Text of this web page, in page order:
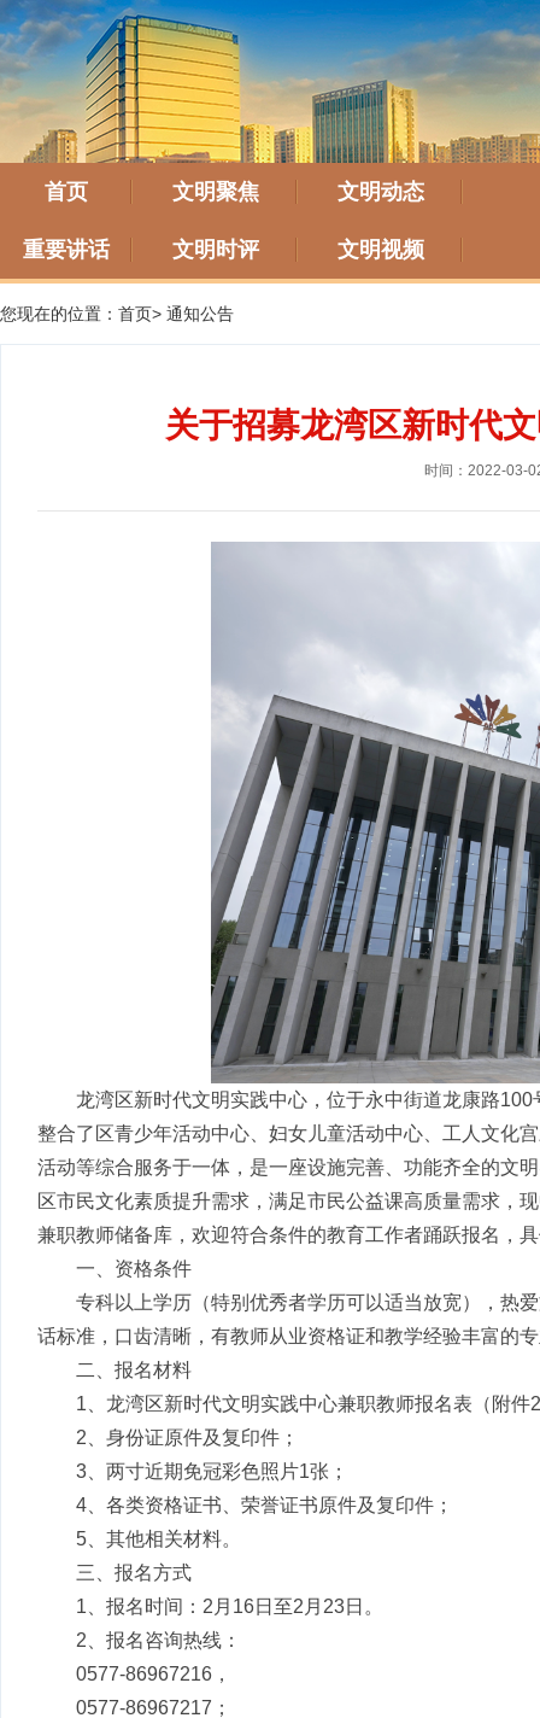
首页 文明聚焦 文明动态
重要讲话 文明时评 文明视频
您现在的位置： 首页> 通知公告
关于招募龙湾区新时代
时间：2022-03-
龙湾区新时代文明实践中心，位于永中街道龙康路
整合了区青少年活动中心、妇女儿童活动中心、工人文化
活动等综合服务于一体，是一座设施完善、功能齐全的文
区市民文化素质提升需求，满足市民公益课高质量需求，
兼职教师储备库，欢迎符合条件的教育工作者踊跃报名，
一、资格条件
专科以上学历（特别优秀者学历可以适当放宽），热
话标准，口齿清晰，有教师从业资格证和教学经验丰富的
二、报名材料
1、龙湾区新时代文明实践中心兼职教师报名表（附件
2、身份证原件及复印件；
3、两寸近期免冠彩色照片1张；
4、各类资格证书、荣誉证书原件及复印件；
5、其他相关材料。
三、报名方式
1、报名时间：2月16日至2月23日。
2、报名咨询热线：
0577-86967216，
0577-86967217；